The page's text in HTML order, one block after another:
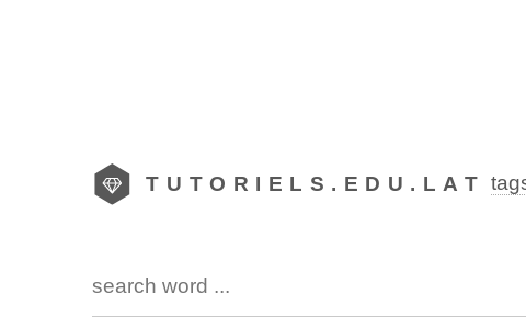
TUTORIELS.EDU.LAT